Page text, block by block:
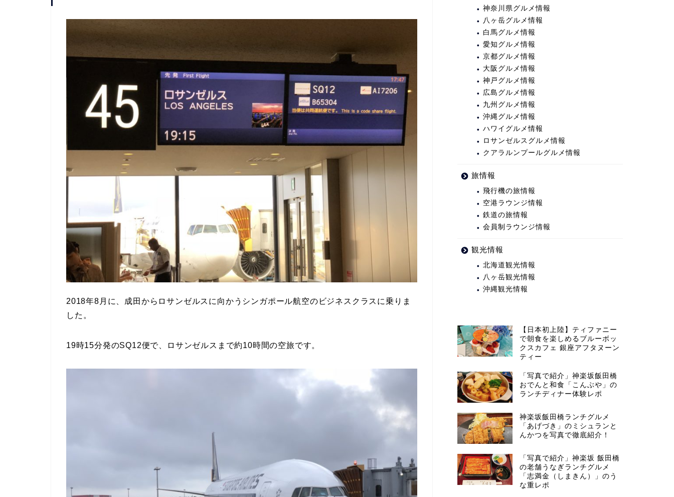
2018年8月に、成田からロサンゼルスに向かうシンガポール航空のビジネスクラスに乗りま
した。
19時15分発のSQ12便で、ロサンゼルスまで約10時間の空旅です。
神奈川県グルメ情報
八ヶ岳グルメ情報
白馬グルメ情報
愛知グルメ情報
京都グルメ情報
大阪グルメ情報
神戸グルメ情報
広島グルメ情報
九州グルメ情報
沖縄グルメ情報
ハワイグルメ情報
ロサンゼルスグルメ情報
クアラルンプールグルメ情報
旅情報
飛行機の旅情報
空港ラウンジ情報
鉄道の旅情報
会員制ラウンジ情報
観光情報
北海道観光情報
八ヶ岳観光情報
沖縄観光情報
【日本初上陸】ティファニー
で朝食を楽しめるブルーボッ
クスカフェ 銀座アフタヌーン
ティー
「写真で紹介」神楽坂飯田橋
おでんと和食「こんぶや」の
ランチディナー体験レポ
神楽坂飯田橋ランチグルメ
「あげづき」のミシュランと
んかつを写真で徹底紹介！
「写真で紹介」神楽坂 飯田橋
の老舗うなぎランチグルメ
「志満金（しまきん）」のう
な重レポ